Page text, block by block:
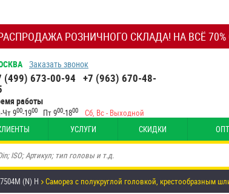
РОЗНИЧНОГО СКЛАДА! НА ВСЁ 70%
Заказать звонок
(499) 673-00-94 +7 (963) 670-48-
работы
Чт 900-1900 Пт 900-1800 Сб, Вс - Выходной
УСЛУГИ СКИДКИ ОПТ
(N) H Саморез с полукруглой головкой, крестообразным